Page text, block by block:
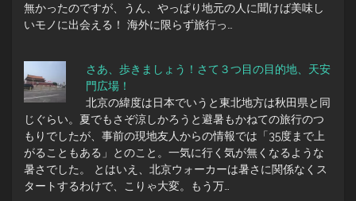
無かったのですが、うん、やっぱり地元の人に聞けば美味し
いモノに出会える！ 海外に限らず旅行っ…
さあ、歩きましょう！さて３つ目の目的地、天安
門広場！
北京の緯度は日本でいうと東北地方は秋田県と同
じぐらい。夏でもさぞ涼しかろうと避暑もかねての旅行のつ
もりでしたが、事前の現地友人からの情報では「35度まで上
がることもある」とのこと。一気に行く気が無くなるような
暑さでした。 とはいえ、北京ウォーカーは暑さに関係なくス
タートするわけで、こりゃ大変。もう万…